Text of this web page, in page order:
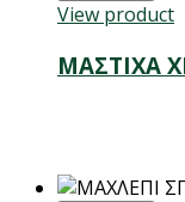
View product
ΜΑΣΤΙΧΑ